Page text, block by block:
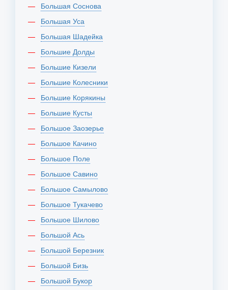
Большая Соснова
Большая Уса
Большая Шадейка
Большие Долды
Большие Кизели
Большие Колесники
Большие Корякины
Большие Кусты
Большое Заозерье
Большое Качино
Большое Поле
Большое Савино
Большое Самылово
Большое Тукачево
Большое Шилово
Большой Ась
Большой Березник
Большой Бизь
Большой Букор